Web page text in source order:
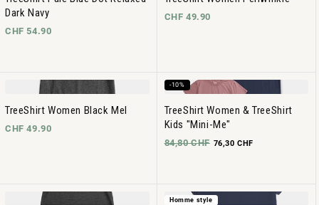
Dark Navy
CHF 54.90
CHF 49.90
TreeShirt Women Black Mel
CHF 49.90
-10%
TreeShirt Women & TreeShirt
Kids "Mini-Me"
84,80 CHF 76,30 CHF
Homme style